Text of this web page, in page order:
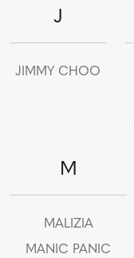
J
JIMMY CHOO
M
MALIZIA
MANIC PANIC